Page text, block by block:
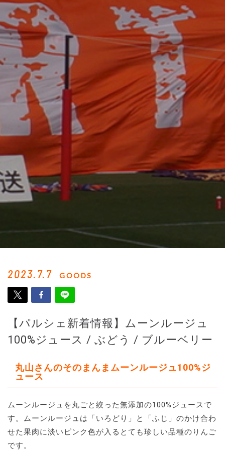
2023.7.7 GOODS
【パルシェ新着情報】ムーンルージュ
100%ジュース / ぶどう / ブルーベリー
丸山さんのそのまんまムーンルージュ100%ジ
ュース
ムーンルージュを丸ごと絞った無添加の100%ジュースで
す。ムーンルージュは「いろどり」と「ふじ」のかけ合わ
せた果肉に淡いピンク色が入るとても珍しい品種のりんご
です。